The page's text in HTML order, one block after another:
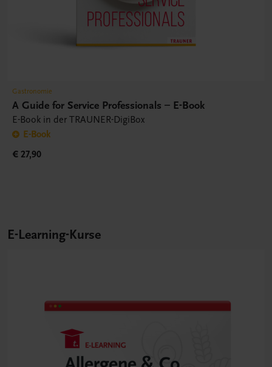
Gastronomie
A Guide for Service Professionals – E-Book
E-Book in der TRAUNER-DigiBox
E-Book
€ 27,90
E-Learning-Kurse